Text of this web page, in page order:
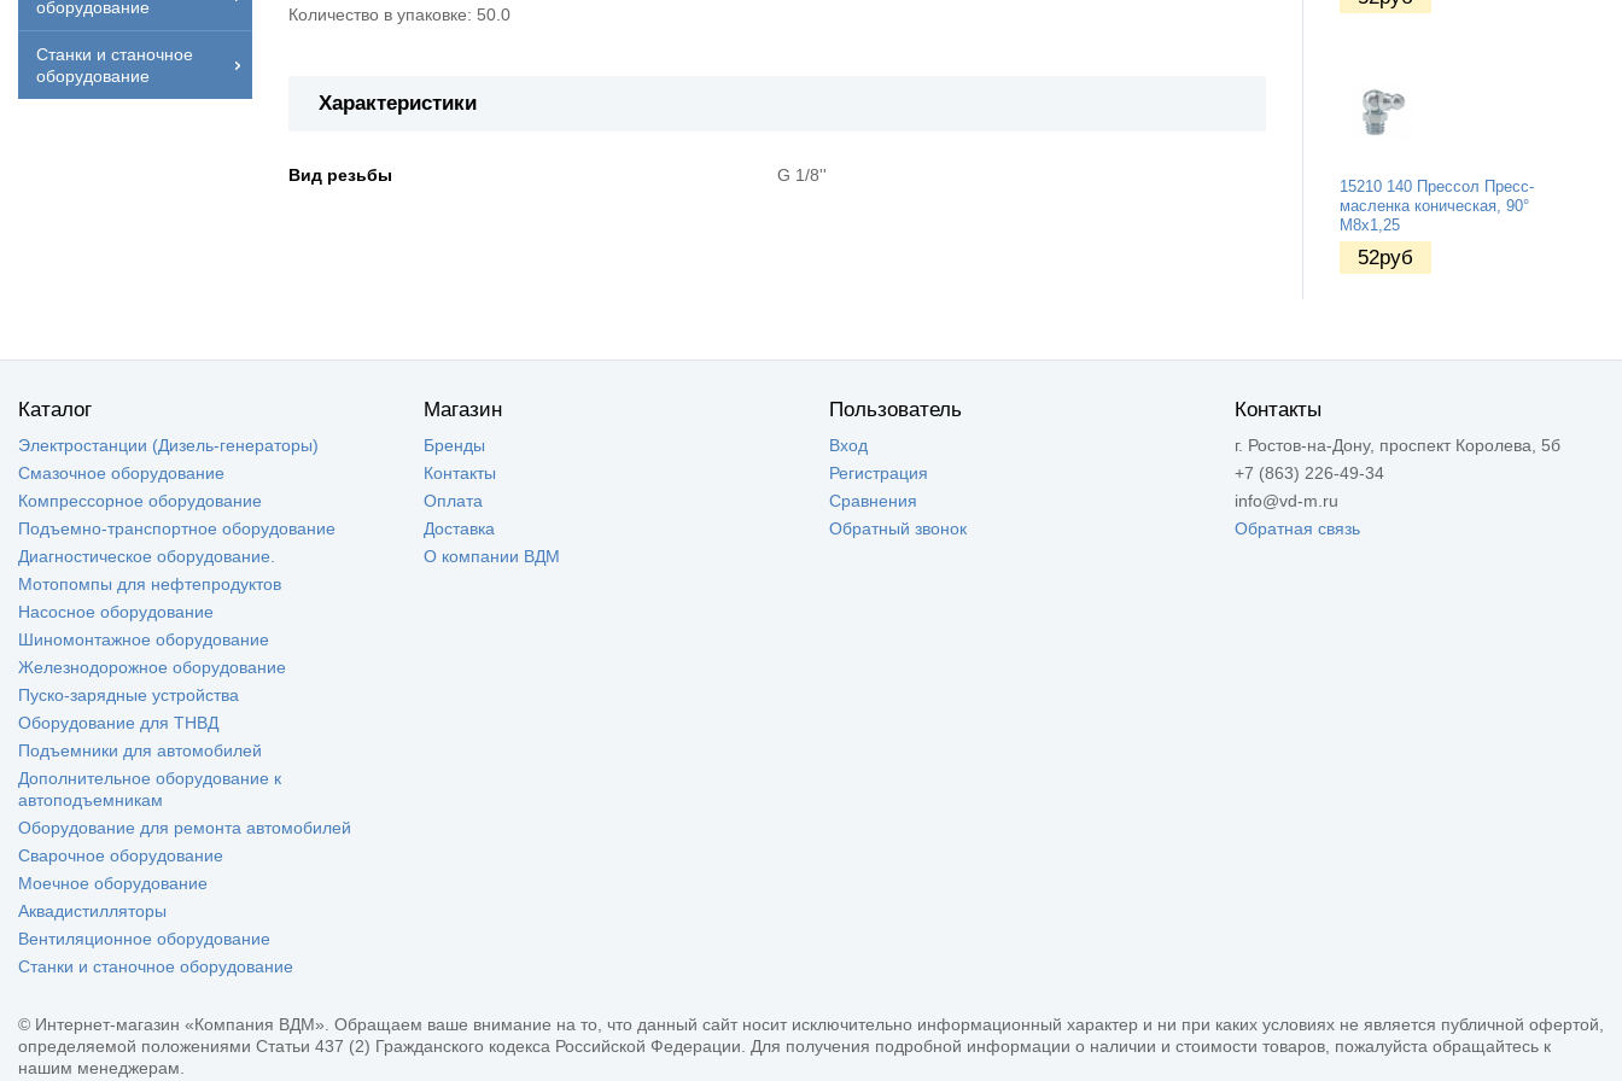
оборудование
Станки и станочное
оборудование
Количество в упаковке: 50.0
Характеристики
Вид резьбы G 1/8''
15210 140 Прессол Пресс-
масленка коническая, 90°
М8х1,25
52руб
Каталог
Электростанции (Дизель-генераторы)
Смазочное оборудование
Компрессорное оборудование
Подъемно-транспортное оборудование
Диагностическое оборудование.
Мотопомпы для нефтепродуктов
Насосное оборудование
Шиномонтажное оборудование
Железнодорожное оборудование
Пуско-зарядные устройства
Оборудование для ТНВД
Подъемники для автомобилей
Дополнительное оборудование к
автоподъемникам
Оборудование для ремонта автомобилей
Сварочное оборудование
Моечное оборудование
Аквадистилляторы
Вентиляционное оборудование
Станки и станочное оборудование
Магазин
Бренды
Контакты
Оплата
Доставка
О компании ВДМ
Пользователь
Вход
Регистрация
Сравнения
Обратный звонок
Контакты
г. Ростов-на-Дону, проспект Королева, 5б
+7 (863) 226-49-34
info@vd-m.ru
Обратная связь
© Интернет-магазин «Компания ВДМ». Обращаем ваше внимание на то, что данный сайт носит исключительно информационный характер и ни при каких условиях не является публичной офертой,
определяемой положениями Статьи 437 (2) Гражданского кодекса Российской Федерации. Для получения подробной информации о наличии и стоимости товаров, пожалуйста обращайтесь к
нашим менеджерам.